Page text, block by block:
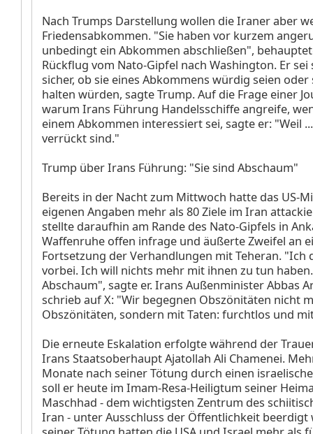
Nach Trumps Darstellung wollen die Iraner aber
Friedensabkommen. "Sie haben vor kurzem
unbedingt ein Abkommen abschließen",
Rückflug vom Nato-Gipfel nach Washington. Er
sicher, ob sie eines Abkommens würdig seien oder
halten würden, sagte Trump. Auf die Frage einer
warum Irans Führung Handelsschiffe angreife,
einem Abkommen interessiert sei, sagte er: "Weil
verrückt sind."
Trump über Irans Führung: "Sie sind Abschaum"
Bereits in der Nacht zum Mittwoch hatte das US-
eigenen Angaben mehr als 80 Ziele im Iran
stellte daraufhin am Rande des Nato-Gipfels in
Waffenruhe offen infrage und äußerte Zweifel an
Fortsetzung der Verhandlungen mit Teheran. "Ich
vorbei. Ich will nichts mehr mit ihnen zu tun
Abschaum", sagte er. Irans Außenminister Abbas
schrieb auf X: "Wir begegnen Obszönitäten nicht
Obszönitäten, sondern mit Taten: furchtlos und
Die erneute Eskalation erfolgte während der
Irans Staatsoberhaupt Ajatollah Ali Chamenei.
Monate nach seiner Tötung durch einen
soll er heute im Imam-Resa-Heiligtum seiner
Maschhad - dem wichtigsten Zentrum des
Iran - unter Ausschluss der Öffentlichkeit beerdigt